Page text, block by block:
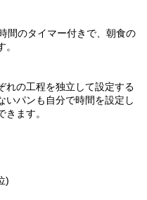
間のタイマー付きで、朝食の
れの工程を独立して設定する
いパンも自分で時間を設定し
ます。
)